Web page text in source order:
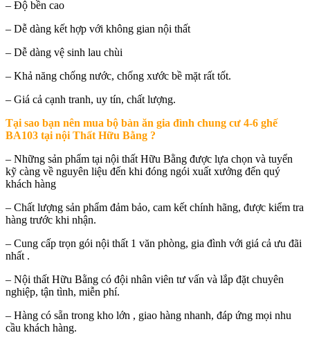
– Độ bền cao
– Dễ dàng kết hợp với không gian nội thất
– Dễ dàng vệ sinh lau chùi
– Khả năng chống nước, chống xước bề mặt rất tốt.
– Giá cả cạnh tranh, uy tín, chất lượng.
Tại sao bạn nên mua bộ bàn ăn gia đình chung cư 4-6 ghế
BA103 tại nội Thất Hữu Bằng ?
– Những sản phẩm tại nội thất Hữu Bằng được lựa chọn và tuyển
kỹ càng về nguyên liệu đến khi đóng ngói xuất xưởng đến quý
khách hàng
– Chất lượng sản phẩm đảm bảo, cam kết chính hãng, được kiểm tra
hàng trước khi nhận.
– Cung cấp trọn gói nội thất 1 văn phòng, gia đình với giá cả ưu đãi
nhất .
– Nội thất Hữu Bằng có đội nhân viên tư vấn và lắp đặt chuyên
nghiệp, tận tình, miễn phí.
– Hàng có sẵn trong kho lớn , giao hàng nhanh, đáp ứng mọi nhu
cầu khách hàng.